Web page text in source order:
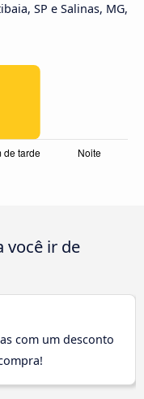
SP e Salinas, MG,
você ir de
com um desconto